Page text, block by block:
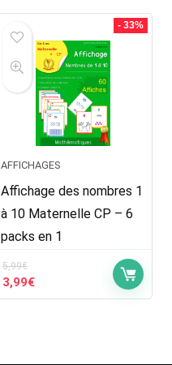
5,00€.2,99€.
- 33%
AFFICHAGES
Affichage des nombres 1
à 10 Maternelle CP – 6
packs en 1
5,99€
Le
prix
3,99€Le
prix